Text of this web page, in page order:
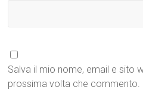
Salva il mio nome, email e sito
prossima volta che commento.